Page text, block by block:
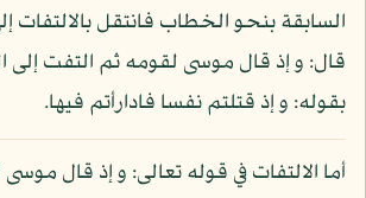
السابقة بنحو الخطاب فانتقل بالالتفات
قال: و إذ قال موسى لقومه ثم التفت إلى
بقوله: و إذ قتلتم نفسا فادارأتم فيها.
أما الالتفات في قوله تعالى: و إذ قال موسى